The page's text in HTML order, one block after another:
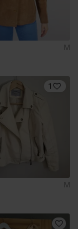
M
1
M